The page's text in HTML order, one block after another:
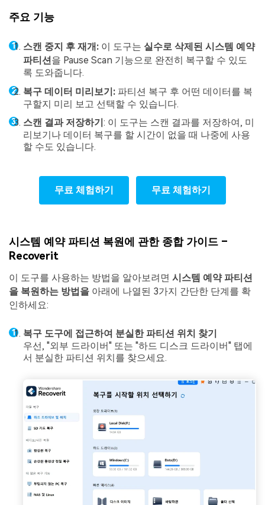
주요 기능
스캔 중지 후 재개: 이 도구는 실수로 삭제된 시스템 예약
파티션을 Pause Scan 기능으로 완전히 복구할 수 있도
록 도와줍니다.
복구 데이터 미리보기: 파티션 복구 후 어떤 데이터를 복
구할지 미리 보고 선택할 수 있습니다.
스캔 결과 저장하기: 이 도구는 스캔 결과를 저장하여, 미
리보기나 데이터 복구를 할 시간이 없을 때 나중에 사용
할 수도 있습니다.
무료 체험하기 무료 체험하기
시스템 예약 파티션 복원에 관한 종합 가이드 –
Recoverit
이 도구를 사용하는 방법을 알아보려면 시스템 예약 파티션
을 복원하는 방법을 아래에 나열된 3가지 간단한 단계를 확
인하세요:
복구 도구에 접근하여 분실한 파티션 위치 찾기
우선, "외부 드라이버" 또는 "하드 디스크 드라이버" 탭에
서 분실한 파티션 위치를 찾으세요.